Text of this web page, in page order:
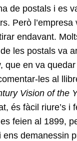
de postals i es
Però l’empresa
endavant.
les postals va
que en va
les al
Vision of the
és fàcil riure’s i
feien al 1899,
ens demanessin